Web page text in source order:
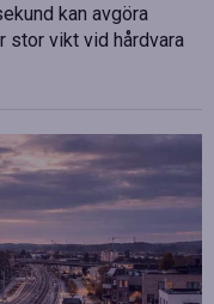
kan avgöra
stor vikt vid hårdvara